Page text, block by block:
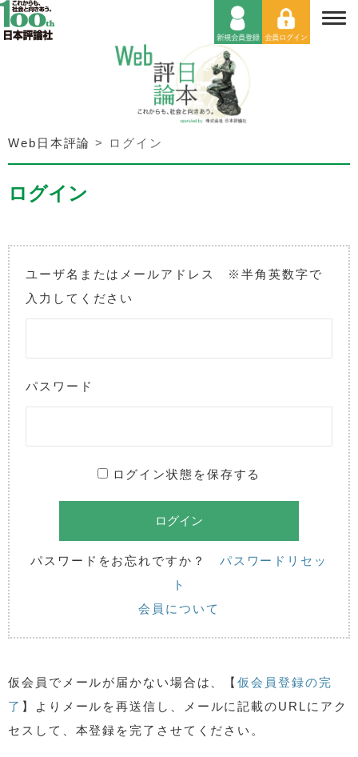
Web日本評論 > ログイン
ログイン
ユーザ名またはメールアドレス ※半角英数字で
入力してください
パスワード
ログイン状態を保存する
パスワードをお忘れですか？ パスワードリセッ
ト
会員について
仮会員でメールが届かない場合は、【仮会員登録の完
了 】よりメールを再送信し、メールに記載のURLにアク
セスして、本登録を完了させてください。